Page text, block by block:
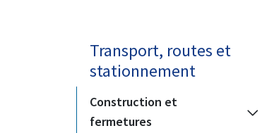
d'Ariane
Transport, routes et
stationnement
Construction et
fermetures